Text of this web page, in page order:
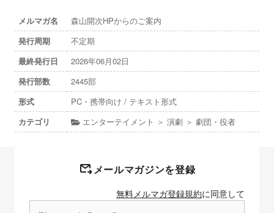
メルマガ名
森山開次HPからのご案内
発行周期
不定期
最終発行日
2026年06月02日
発行部数
2445部
形式
PC・携帯向け / テキスト形式
カテゴリ
エンターテイメント ＞ 演劇 ＞ 劇団・役者
メールマガジンを登録
無料メルマガ登録規約に同意して